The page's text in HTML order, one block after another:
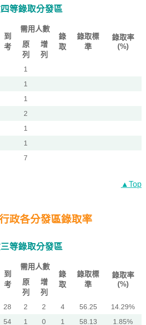
等錄取分發區
到
考
需用人數
錄
取
錄取標
準
錄取率
(%)
原
列
增
列
1
1
1
2
1
1
7
▲Top
政各分發區錄取率
等錄取分發區
到
考
需用人數
錄
取
錄取標
準
錄取率
(%)
原
列
增
列
28 2 2 4 56.25
14.29%
54 1 0 1 58.13 1.85%